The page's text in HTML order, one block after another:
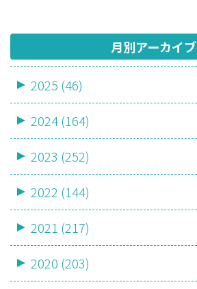
月別アーカイブ
2025 (46)
2024 (164)
2023 (252)
2022 (144)
2021 (217)
2020 (203)